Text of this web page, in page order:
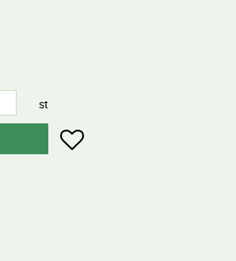
st
Lägg till i favoriter